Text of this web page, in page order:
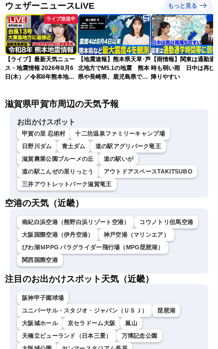
ウェザーニュースLiVE もっと見る
ライブ放送中
【ライブ】最新天気ニュー
ス・地震情報 2026年8月6
日(木）／令和8年熊本地震
戒 〈ウェザーニュースLiVE
／山口剛央〉
【地震速報】熊本県天草･芦
北地方でM5.1の地震 熊本
県や長崎県、鹿児島県で震
【雨情報】関東は通勤通
時も弱い雨 日中は再び
降りやすい
滋賀県甲賀市周辺の天気予報
お出かけスポット
甲賀の里 忍術村
十二坊温泉ファミリーキャンプ場
日野川ダム
青土ダム
道の駅アグリパーク竜王
滋賀農業公園ブルーメの丘
道の駅いが
道の駅こんぜの里りっとう
アウトドアスペースTAKITSUBO
三井アウトレットパーク滋賀竜王
空港の天気（近畿）
南紀白浜空港（熊野白浜リゾート空港）
コウノトリ但馬空港
大阪国際空港（伊丹空港）
神戸空港（マリンエア）
びわ湖ＭPPG パラグライダー飛行場（MPG琵琶湖）
関西国際空港
注目のお出かけスポット天気（近畿）
阪神甲子園球場
ユニバーサル・スタジオ・ジャパン（ＵＳＪ）
琵琶湖
大阪城ホール
京セラドーム大阪
嵐山
天橋立ビューランド（日本三景）
万博記念公園